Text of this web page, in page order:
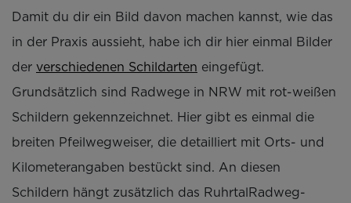
Damit du dir ein Bild davon machen kannst, wie das
in der Praxis aussieht, habe ich dir hier einmal Bilder
der verschiedenen Schildarten eingefügt.
Grundsätzlich sind Radwege in NRW mit rot-weißen
Schildern gekennzeichnet. Hier gibt es einmal die
breiten Pfeilwegweiser, die detailliert mit Orts- und
Kilometerangaben bestückt sind. An diesen
Schildern hängt zusätzlich das RuhrtalRadweg-